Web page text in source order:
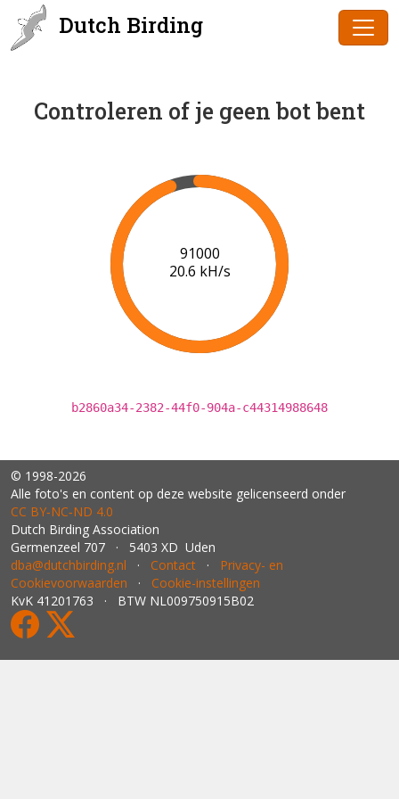
Dutch Birding
Controleren of je geen bot bent
91000
20.6 kH/s
b2860a34-2382-44f0-904a-c44314988648
© 1998-2026
Alle foto's en content op deze website gelicenseerd onder
CC BY‑NC‑ND 4.0
Dutch Birding Association
Germenzeel 707 · 5403 XD Uden
dba@dutchbirding.nl · Contact · Privacy- en
Cookievoorwaarden · Cookie-instellingen
KvK 41201763 · BTW NL009750915B02